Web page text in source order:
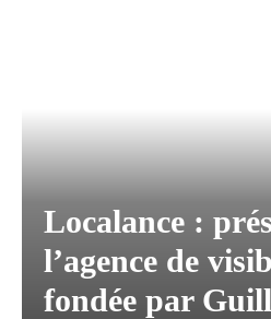
Localance :
l’agence de
fondée par